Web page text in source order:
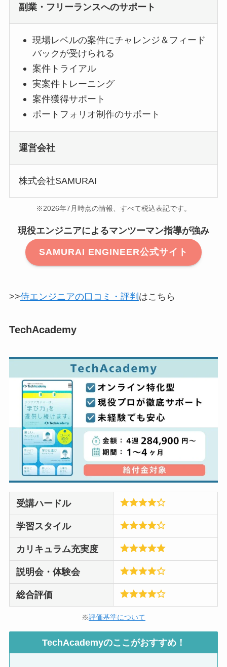
副業・フリーランスへのサポート
現場レベルの案件にチャレンジ＆フィード
バックが受けられる
案件トライアル
実案件トレーニング
案件獲得サポート
ポートフォリオ制作のサポート
運営会社
株式会社SAMURAI
※2026年7月時点の情報、すべて税込表記です。
現役エンジニアによるマンツーマン指導が強み
SAMURAI ENGINEER公式サイト
>>侍エンジニアの口コミ・評判 はこちら
TechAcademy
受講ハードル
学習スタイル
カリキュラム充実度
説明会・体験会
総合評価
※評価基準について
TechAcademyのここがおすすめ！